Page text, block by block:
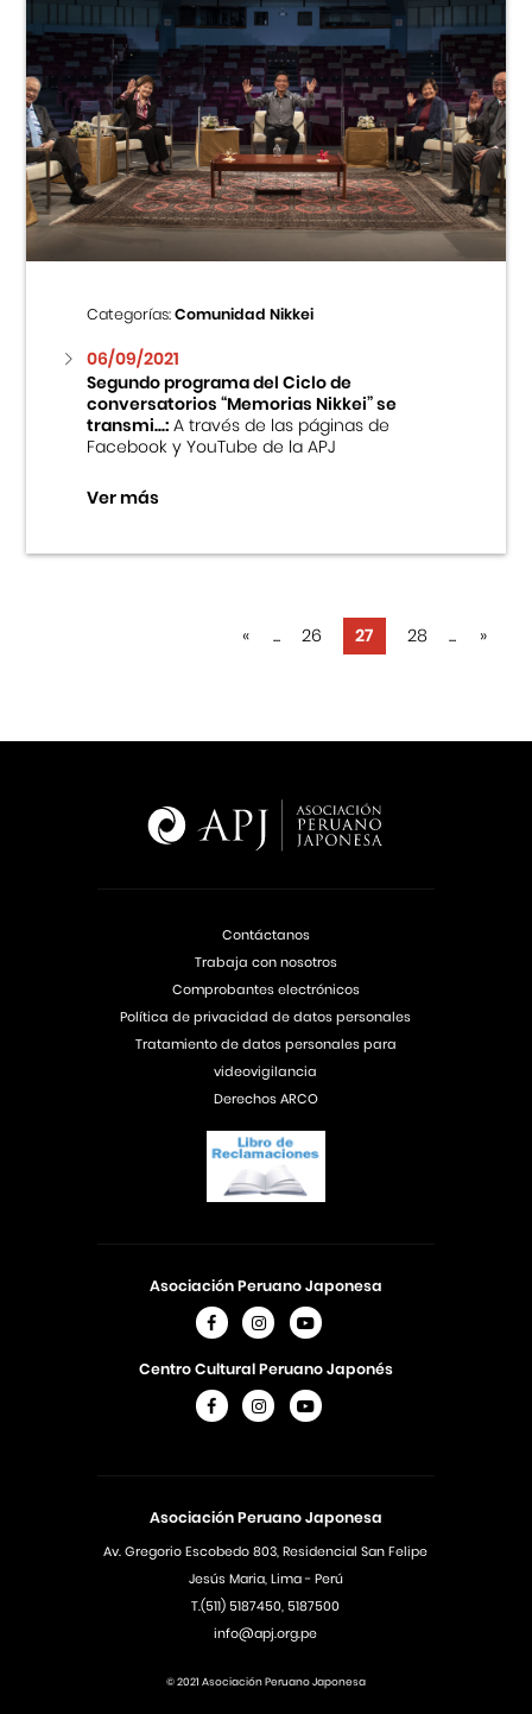
Categorías:Comunidad Nikkei
06/09/2021
Segundo programa del Ciclo de
conversatorios “Memorias Nikkei” se
transmi...:A través de las páginas de
Facebook y YouTube de la APJ
Ver más
« ... 26 27 28 ... »
Asociación Peruano Japonesa
Av. Gregorio Escobedo 803, Residencial San Felipe
Jesús Maria, Lima - Perú
T.(511) 5187450, 5187500
info@apj.org.pe
Asociación Peruano Japonesa
Centro Cultural Peruano Japonés
Contáctanos
Trabaja con nosotros
Comprobantes electrónicos
Política de privacidad de datos personales
Tratamiento de datos personales para
videovigilancia
Derechos ARCO
© 2021 Asociación Peruano Japonesa